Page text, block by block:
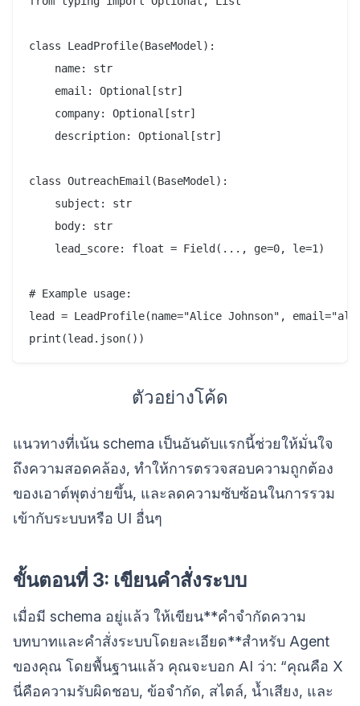
class LeadProfile(BaseModel):
    name: str
    email: Optional[str]
    company: Optional[str]
    description: Optional[str]
class OutreachEmail(BaseModel):
    subject: str
    body: str
    lead_score: float = Field(..., ge=0, le=1)
# Example usage:
lead = LeadProfile(name="Alice Johnson",
print(lead.json())
ตัวอย่างโค้ด
แนวทางที่เน้น schema เป็นอันดับแรกนี้ช่วยให้มั่นใจ
ถึงความสอดคล้อง, ทำให้การตรวจสอบความถูกต้อง
ของเอาต์พุตง่ายขึ้น, และลดความซับซ้อนในการรวม
เข้ากับระบบหรือ UI อื่นๆ
ขั้นตอนที่ 3: เขียนคำสั่งระบบ
เมื่อมี schema อยู่แล้ว ให้เขียน**คำจำกัดความ
บทบาทและคำสั่งระบบโดยละเอียด**สำหรับ Agent
ของคุณ โดยพื้นฐานแล้ว คุณจะบอก AI ว่า: “คุณคือ X
นี่คือความรับผิดชอบ, ข้อจำกัด, สไตล์, น้ำเสียง, และ